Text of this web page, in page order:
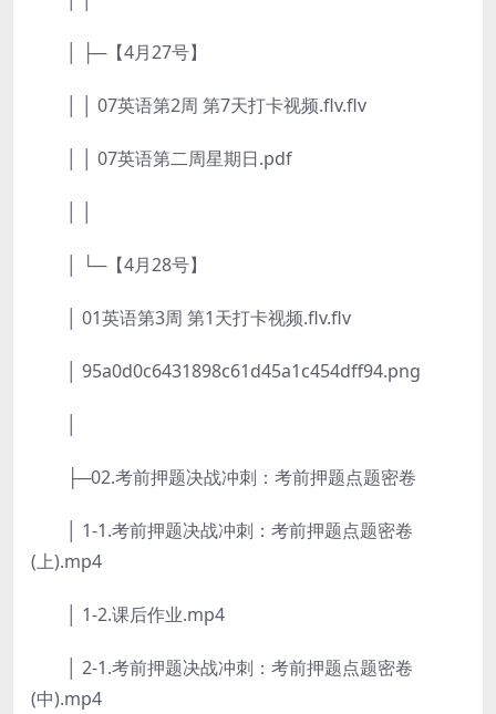
│ ├─【4月27号】
│ │ 07英语第2周 第7天打卡视频.flv.flv
│ │ 07英语第二周星期日.pdf
│ └─【4月28号】
│ 01英语第3周 第1天打卡视频.flv.flv
│ 95a0d0c6431898c61d45a1c454dff94.png
├─02.考前押题决战冲刺：考前押题点题密卷
│ 1-1.考前押题决战冲刺：考前押题点题密卷
(上).mp4
│ 1-2.课后作业.mp4
│ 2-1.考前押题决战冲刺：考前押题点题密卷
(中).mp4